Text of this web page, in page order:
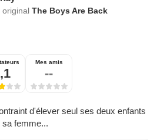
originalThe Boys Are Back
Mes amis
--
d'élever seul ses deux enfants
sa femme...